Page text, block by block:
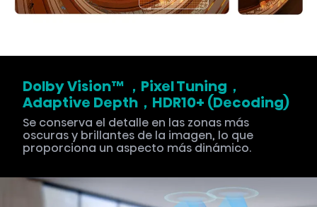
Dolby Vision™ ，Pixel Tuning，
Adaptive Depth，HDR10+ (Decoding)
Se conserva el detalle en las zonas más
oscuras y brillantes de la imagen, lo que
proporciona un aspecto más dinámico.